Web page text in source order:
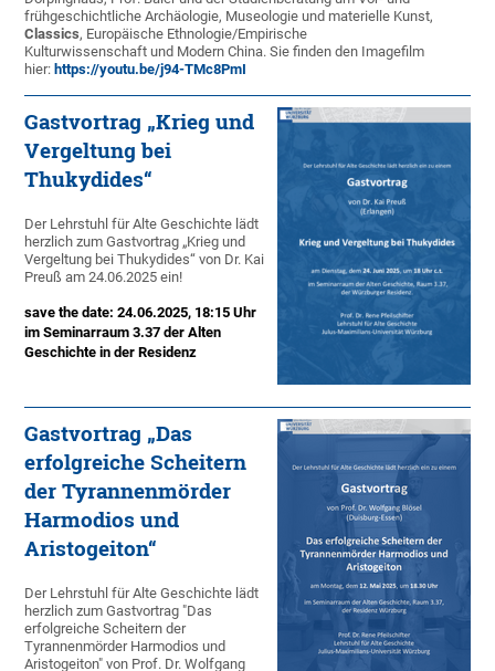
frühgeschichtliche Archäologie, Museologie und materielle Kunst,
Classics, Europäische Ethnologie/Empirische
Kulturwissenschaft und Modern China. Sie finden den Imagefilm
hier: https://youtu.be/j94-TMc8PmI
Gastvortrag „Krieg und
Vergeltung bei
Thukydides“
Der Lehrstuhl für Alte Geschichte lädt
herzlich zum Gastvortrag „Krieg und
Vergeltung bei Thukydides“ von Dr. Kai
Preuß am 24.06.2025 ein!
save the date: 24.06.2025, 18:15 Uhr
im Seminarraum 3.37 der Alten
Geschichte in der Residenz
Gastvortrag „Das
erfolgreiche Scheitern
der Tyrannenmörder
Harmodios und
Aristogeiton“
Der Lehrstuhl für Alte Geschichte lädt
herzlich zum Gastvortrag "Das
erfolgreiche Scheitern der
Tyrannenmörder Harmodios und
Aristogeiton" von Prof. Dr. Wolfgang